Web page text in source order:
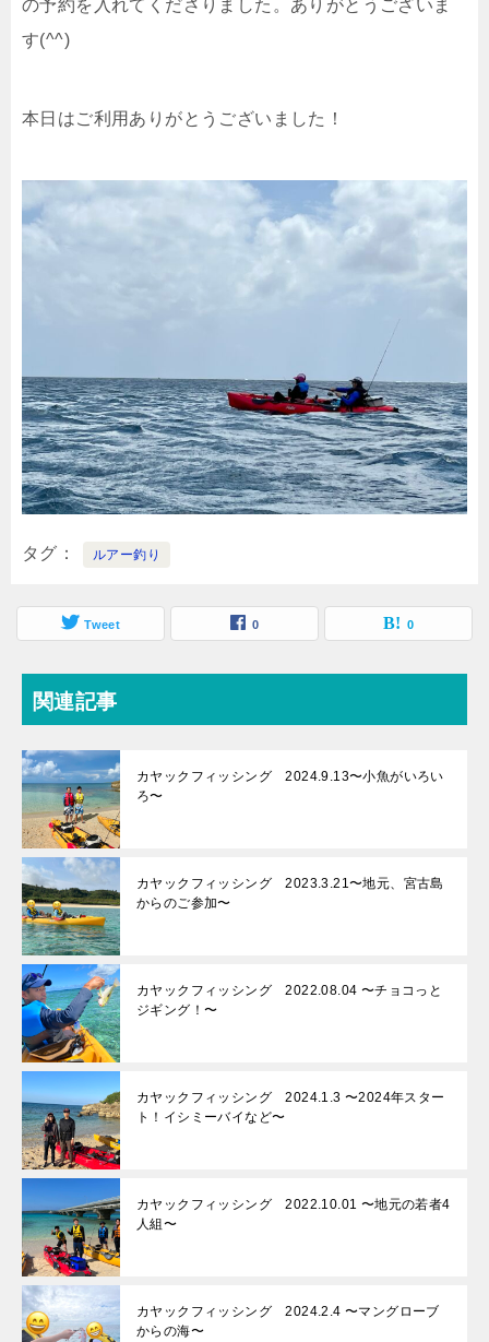
の予約を入れてくださりました。ありがとうございま
す(^^)
本日はご利用ありがとうございました！
タグ ルアー釣り
Tweet 0 0
関連記事
カヤックフィッシング 2024.9.13〜小魚がいろい
ろ〜
カヤックフィッシング 2023.3.21〜地元、宮古島
からのご参加〜
カヤックフィッシング 2022.08.04 〜チョコっと
ジギング！〜
カヤックフィッシング 2024.1.3 〜2024年スター
ト！イシミーバイなど〜
カヤックフィッシング 2022.10.01 〜地元の若者4
人組〜
カヤックフィッシング 2024.2.4 〜マングローブ
からの海〜